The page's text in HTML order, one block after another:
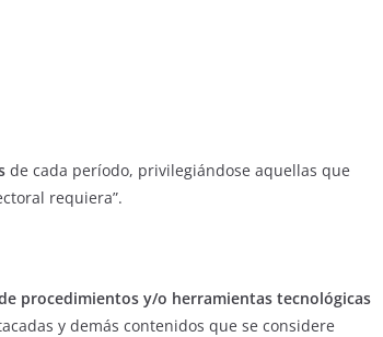
de cada período, privilegiándose aquellas que
requiera”.
procedimientos y/o herramientas tecnológicas
y demás contenidos que se considere